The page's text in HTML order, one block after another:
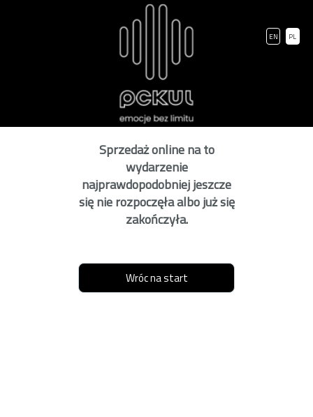
PL
EN
Sprzedaż online na to
wydarzenie
najprawdopodobniej jeszcze
się nie rozpoczęła albo już się
zakończyła.
Wróc na start